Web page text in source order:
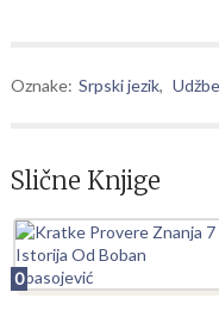
Oznake: Srpski jezik,
Slične Knjige
0